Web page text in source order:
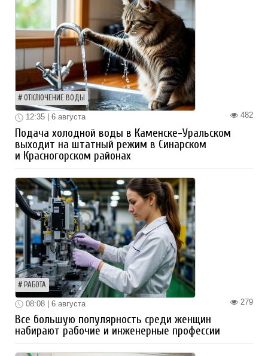
ОТКЛЮЧЕНИЕ ВОДЫ
482
12:35 | 6 августа
Подача холодной воды в Каменске-Уральском
выходит на штатный режим в Синарском
и Красногорском районах
РАБОТА
279
08:08 | 6 августа
Все большую популярность среди женщин
набирают рабочие и инженерные профессии